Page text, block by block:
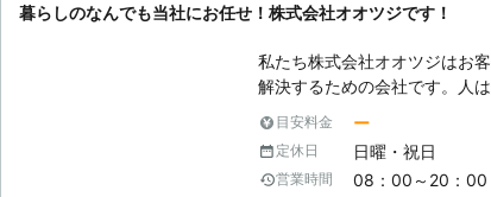
暮らしのなんでも当社にお任せ！株式会社オオツジです！
私たち株式会社オオツジはお
解決するための会社です。人
があります。お客様に寄り添
ています。 【長くなってしまった草は厄介です】 お庭の手入れや、空き家
の手入れなどなかなか手間の
てしまった雑草や芝などはも
目安料金 ー
定休日 日曜・祝日
営業時間 08：00～20：00